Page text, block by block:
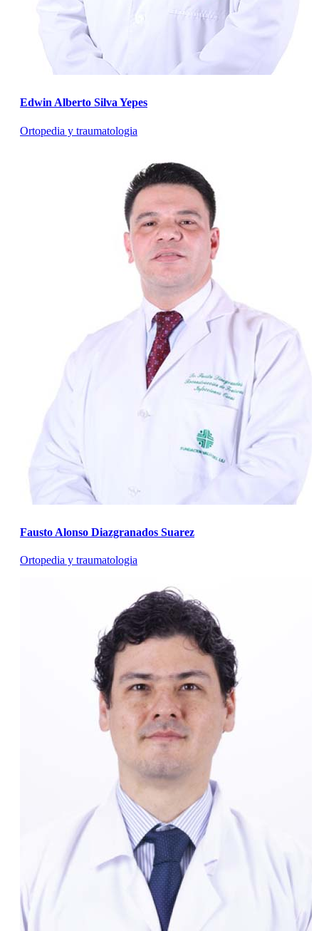
Edwin Alberto Silva Yepes
Ortopedia y traumatologia
Fausto Alonso Diazgranados Suarez
Ortopedia y traumatologia